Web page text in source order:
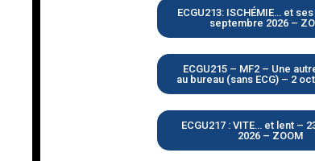
ECGU213: ISCHÉMIE… et
septembre 2026 –
ECGU215 – MF2 – Une
au bureau (sans ECG) – 2
ECGU217 : VITE… et lent –
2026 – ZOOM